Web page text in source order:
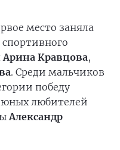
место заняла
Арина Кравцова,
. Среди мальчиков
победу
любителей
Александр